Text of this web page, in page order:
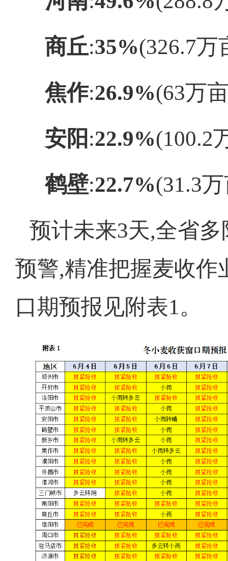
商丘‌:‌35%‌(326.7
焦作‌:‌26.9%‌(63万
安阳 ‌:‌22.9%‌(100.2
鹤壁‌:‌22.7%‌(31.3
预计未来3天,全省
预警,精准把握麦收作
口期预报见附表1。